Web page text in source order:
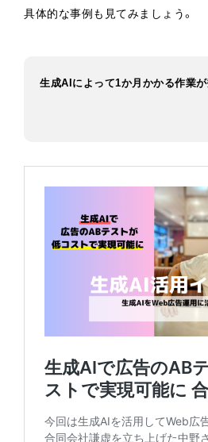
具体的な事例も見てみましょう。
生成AIによって1か月かかる作業